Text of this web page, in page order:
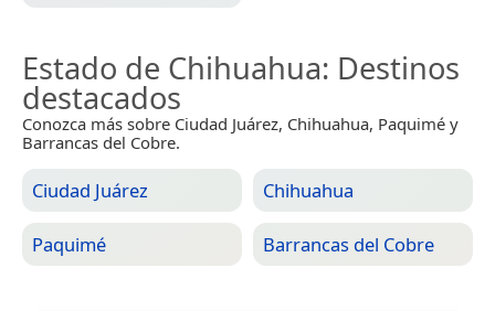
Estado de Chihuahua: Destinos
destacados
Conozca más sobre Ciudad Juárez, Chihuahua, Paquimé y
Barrancas del Cobre.
Ciudad Juárez Chihuahua
Paquimé Barrancas del Cobre